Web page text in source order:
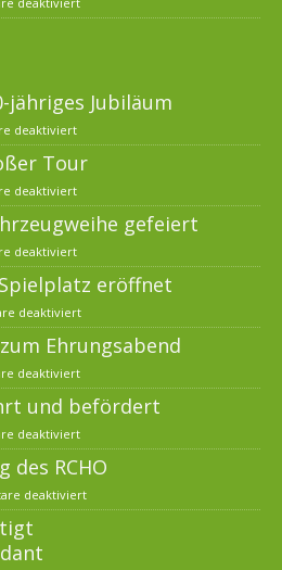
jähriges Jubiläum
deaktiviert
Tour
deaktiviert
gefeiert
deaktiviert
eröffnet
deaktiviert
Ehrungsabend
deaktiviert
und befördert
deaktiviert
des RCHO
deaktiviert